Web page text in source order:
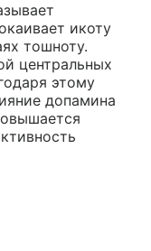
икоту
тошноту.
центральных
этому
допамина